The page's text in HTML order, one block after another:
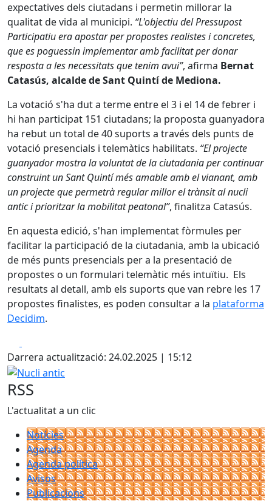
expectatives dels ciutadans i permetin millorar la
qualitat de vida al municipi. “L'objectiu del Pressupost
Participatiu era apostar per propostes realistes i concretes,
que es poguessin implementar amb facilitat per donar
resposta a les necessitats que tenim avui”, afirma Bernat
Catasús, alcalde de Sant Quintí de Mediona.
La votació s'ha dut a terme entre el 3 i el 14 de febrer i
hi han participat 151 ciutadans; la proposta guanyadora
ha rebut un total de 40 suports a través dels punts de
votació presencials i telemàtics habilitats. “El projecte
guanyador mostra la voluntat de la ciutadania per continuar
construint un Sant Quintí més amable amb el vianant, amb
un projecte que permetrà regular millor el trànsit al nucli
antic i prioritzar la mobilitat peatonal”, finalitza Catasús.
En aquesta edició, s'han implementat fòrmules per
facilitar la participació de la ciutadania, amb la ubicació
de més punts presencials per a la presentació de
propostes o un formulari telemàtic més intuïtiu. Els
resultats al detall, amb els suports que van rebre les 17
propostes finalistes, es poden consultar a la plataforma
Decidim.
Darrera actualització: 24.02.2025 | 15:12
Nucli antic
RSS
L'actualitat a un clic
Notícies
Agenda
Agenda política
Avisos
Publicacions